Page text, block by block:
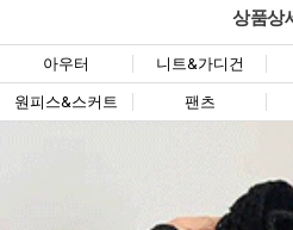
상품상
아우터 니트&가디건
원피스&스커트 팬츠